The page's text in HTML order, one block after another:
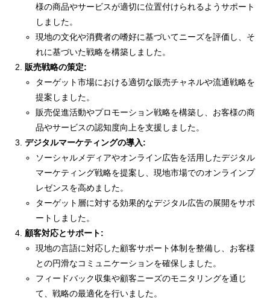
様の商品やサービスが適切に位置付けられるようサポート
しました。
現地の文化や消費者の嗜好に基づいてニーズを評価し、そ
れに基づいた戦略を構築しました。
販売戦略の策定:
ターゲット市場における適切な販売チャネルや流通戦略を
提案しました。
販売促進活動やプロモーション戦略を構築し、お客様の商
品やサービスの認知度向上を支援しました。
デジタルマーケティングの導入:
ソーシャルメディアやオンライン広告を活用したデジタル
マーケティング戦略を提案し、現地市場でのオンラインプ
レゼンスを高めました。
ターゲット層に対する効果的なデジタル広告の展開をサポ
ートしました。
顧客対応とサポート:
現地の言語に対応した顧客サポート体制を整備し、お客様
との円滑なコミュニケーションを確保しました。
フィードバック収集や顧客ニーズのモニタリングを通じ
て、戦略の最適化を行いました。